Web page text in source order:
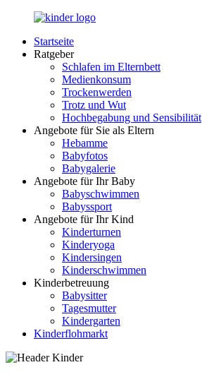
Zurück
Inhalt
LuckyKids.de
Das
Nachwuchs
Startseite
Ratgeber
Schlafen im Elternbett
Medienkonsum
Trockenwerden
Trotz und Wut
Hochbegabung und Sensibilität
Angebote für Sie als Eltern
Hebamme
Babyfotos
Babygalerie
Angebote für Ihr Baby
Babyschwimmen
Babyssport
Angebote für Ihr Kind
Kinderturnen
Kinderyoga
Kindersingen
Kinderschwimmen
Kinderbetreuung
Babysitter
Tagesmutter
Kindergarten
Kinderflohmarkt